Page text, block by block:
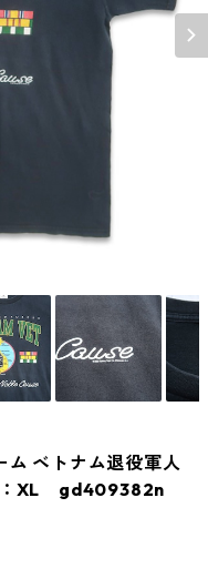
ム ベトナム退役軍人
：XL gd409382n